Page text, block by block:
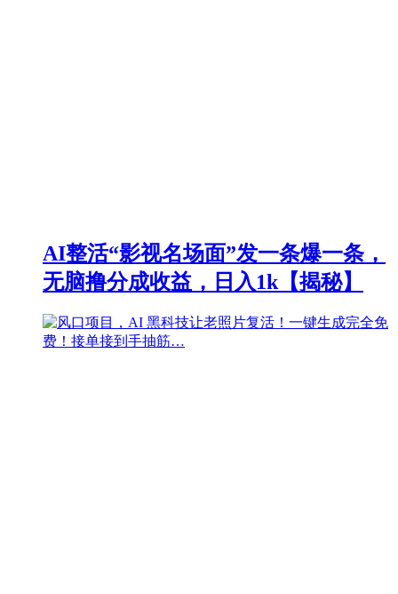
AI整活“影视名场面”发一条爆一条，
无脑撸分成收益，日入1k【揭秘】